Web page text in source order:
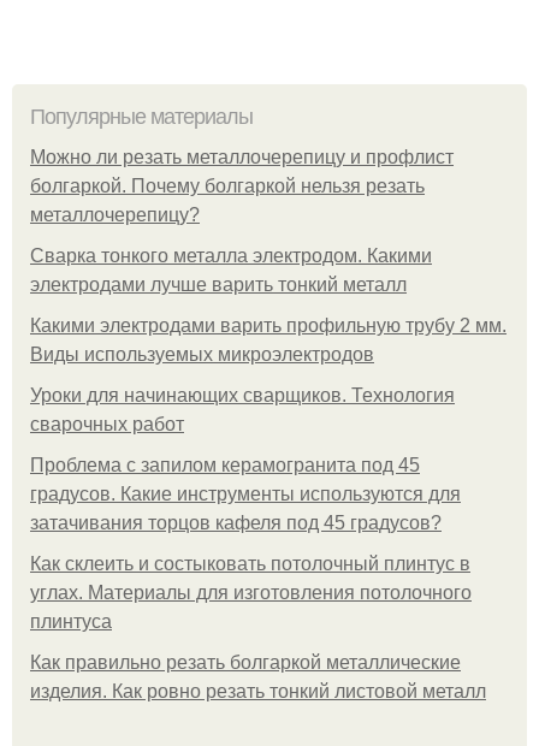
Популярные материалы
Можно ли резать металлочерепицу и профлист
болгаркой. Почему болгаркой нельзя резать
металлочерепицу?
Сварка тонкого металла электродом. Какими
электродами лучше варить тонкий металл
Какими электродами варить профильную трубу 2 мм.
Виды используемых микроэлектродов
Уроки для начинающих сварщиков. Технология
сварочных работ
Проблема с запилом керамогранита под 45
градусов. Какие инструменты используются для
затачивания торцов кафеля под 45 градусов?
Как склеить и состыковать потолочный плинтус в
углах. Материалы для изготовления потолочного
плинтуса
Как правильно резать болгаркой металлические
изделия. Как ровно резать тонкий листовой металл